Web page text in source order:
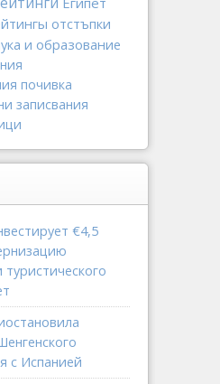
отстъпки
и образование
почивка
записвания
€4,5
туристического
с Испанией